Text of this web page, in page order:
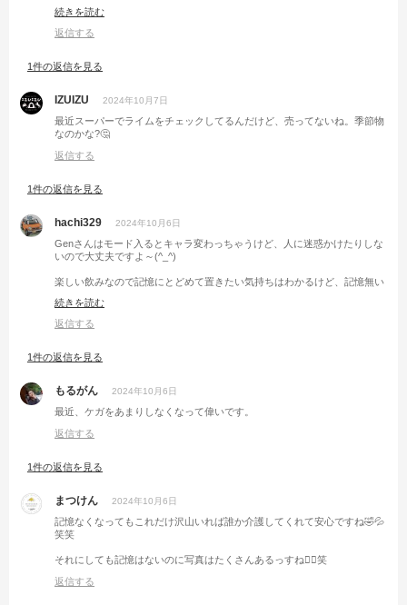
続きを読む
返信する
1件の返信を見る
IZUIZU 2024年10月7日
最近スーパーでライムをチェックしてるんだけど、売ってないね。季節物
なのかな?🤔
返信する
1件の返信を見る
hachi329 2024年10月6日
Genさんはモード入るとキャラ変わっちゃうけど、人に迷惑かけたりしな
いので大丈夫ですよ～(^_^)
楽しい飲みなので記憶にとどめて置きたい気持ちはわかるけど、記憶無い
お互い怪我には気をつけましょう☺️
続きを読む
返信する
1件の返信を見る
もるがん 2024年10月6日
最近、ケガをあまりしなくなって偉いです。
返信する
1件の返信を見る
まつけん 2024年10月6日
記憶なくなってもこれだけ沢山いれば誰か介護してくれて安心ですね🤣💦
笑笑
それにしても記憶はないのに写真はたくさんあるっすね🙋‍♂️笑
返信する